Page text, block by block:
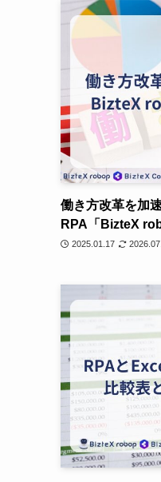
働き方改革を加
RPA「BizteX
2025.01.17